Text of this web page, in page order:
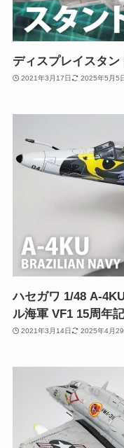
ディスプレイスタ
2021年3月17日 2025年5月5
ハセガワ 1/48 A-
ル海軍 VF1 15周年
2021年3月14日 2025年4月29